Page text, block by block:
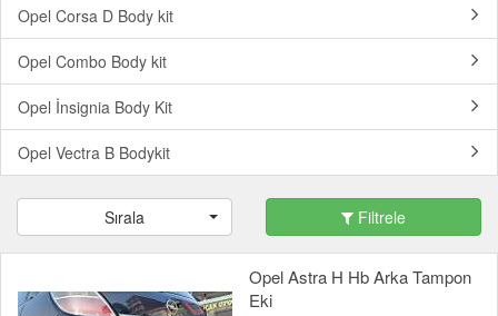
Opel Corsa D Body kit
Opel Combo Body kit
Opel İnsignia Body Kit
Opel Vectra B Bodykit
Sırala Filtrele
Opel Astra H Hb Arka Tampon
Eki